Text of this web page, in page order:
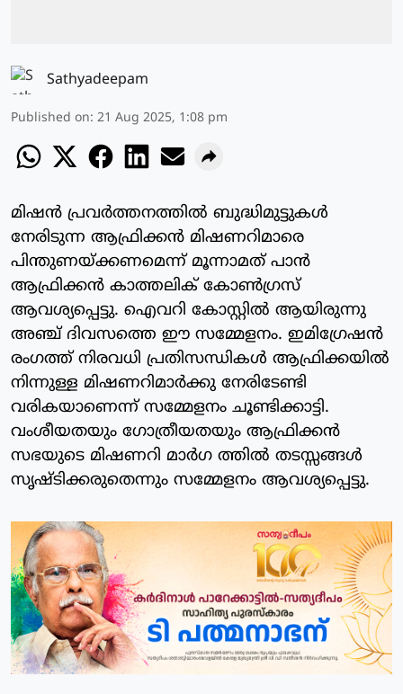
Sathyadeepam
Published on: 21 Aug 2025, 1:08 pm
മിഷന്‍ പ്രവര്‍ത്തനത്തില്‍ ബുദ്ധിമുട്ടുകള്‍
നേരിടുന്ന ആഫ്രിക്കന്‍ മിഷണറിമാരെ
പിന്തുണയ്ക്കണമെന്ന് മൂന്നാമത് പാന്‍
ആഫ്രിക്കന്‍ കാത്തലിക് കോണ്‍ഗ്രസ്
ആവശ്യപ്പെട്ടു. ഐവറി കോസ്റ്റില്‍ ആയിരുന്നു
അഞ്ച് ദിവസത്തെ ഈ സമ്മേളനം. ഇമിഗ്രേഷന്‍
രംഗത്ത് നിരവധി പ്രതിസന്ധികള്‍ ആഫ്രിക്കയില്‍
നിന്നുള്ള മിഷണറിമാര്‍ക്കു നേരിടേണ്ടി
വരികയാണെന്ന് സമ്മേളനം ചൂണ്ടിക്കാട്ടി.
വംശീയതയും ഗോത്രീയതയും ആഫ്രിക്കന്‍
സഭയുടെ മിഷണറി മാര്‍ഗ ത്തില്‍ തടസ്സങ്ങള്‍
സൃഷ്ടിക്കരുതെന്നും സമ്മേളനം ആവശ്യപ്പെട്ടു.